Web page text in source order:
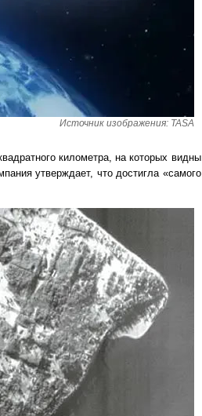
Источник изображения: TASA
километра, на которых видны
утверждает, что достигла «самого